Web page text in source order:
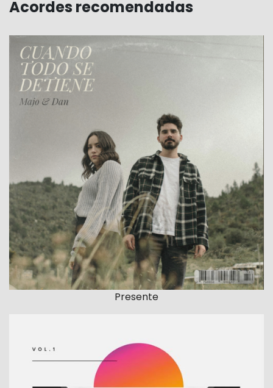
Acordes recomendadas
Presente